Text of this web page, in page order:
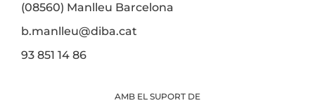
(08560) Manlleu Barcelona
b.manlleu@diba.cat
93 851 14 86
AMB EL SUPORT DE